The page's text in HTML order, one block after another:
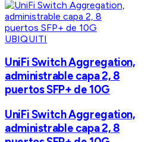
UBIQUITI
UniFi Switch Aggregation,
administrable capa 2, 8
puertos SFP+ de 10G
UniFi Switch Aggregation,
administrable capa 2, 8